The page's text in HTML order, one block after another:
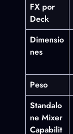
FX por
Deck
Dimensio
nes
Peso
Standalo
ne Mixer
Capabilit